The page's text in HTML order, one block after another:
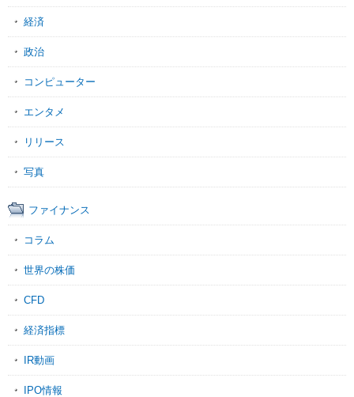
経済
政治
コンピューター
エンタメ
リリース
写真
ファイナンス
コラム
世界の株価
CFD
経済指標
IR動画
IPO情報